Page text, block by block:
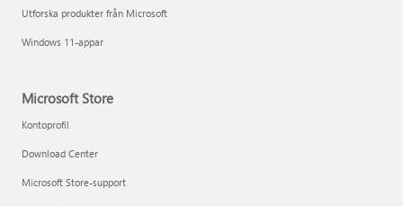
Utforska produkter från Microsoft
Windows 11-appar
Microsoft Store
Kontoprofil
Download Center
Microsoft Store-support